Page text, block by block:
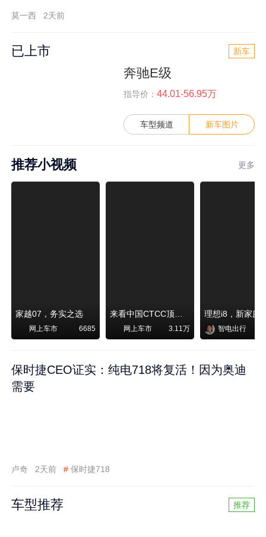
莫一西 2天前
已上市 新车
奔驰E级
指导价： 44.01-56.95万
车型频道 新车图片
推荐小视频 更多
家越07，务实之选
网上车市 6685 网上车市 3.11万 智电出行
保时捷CEO证实：纯电718将复活！因为奥迪
需要
卢奇 2天前 # 保时捷718
车型推荐 推荐